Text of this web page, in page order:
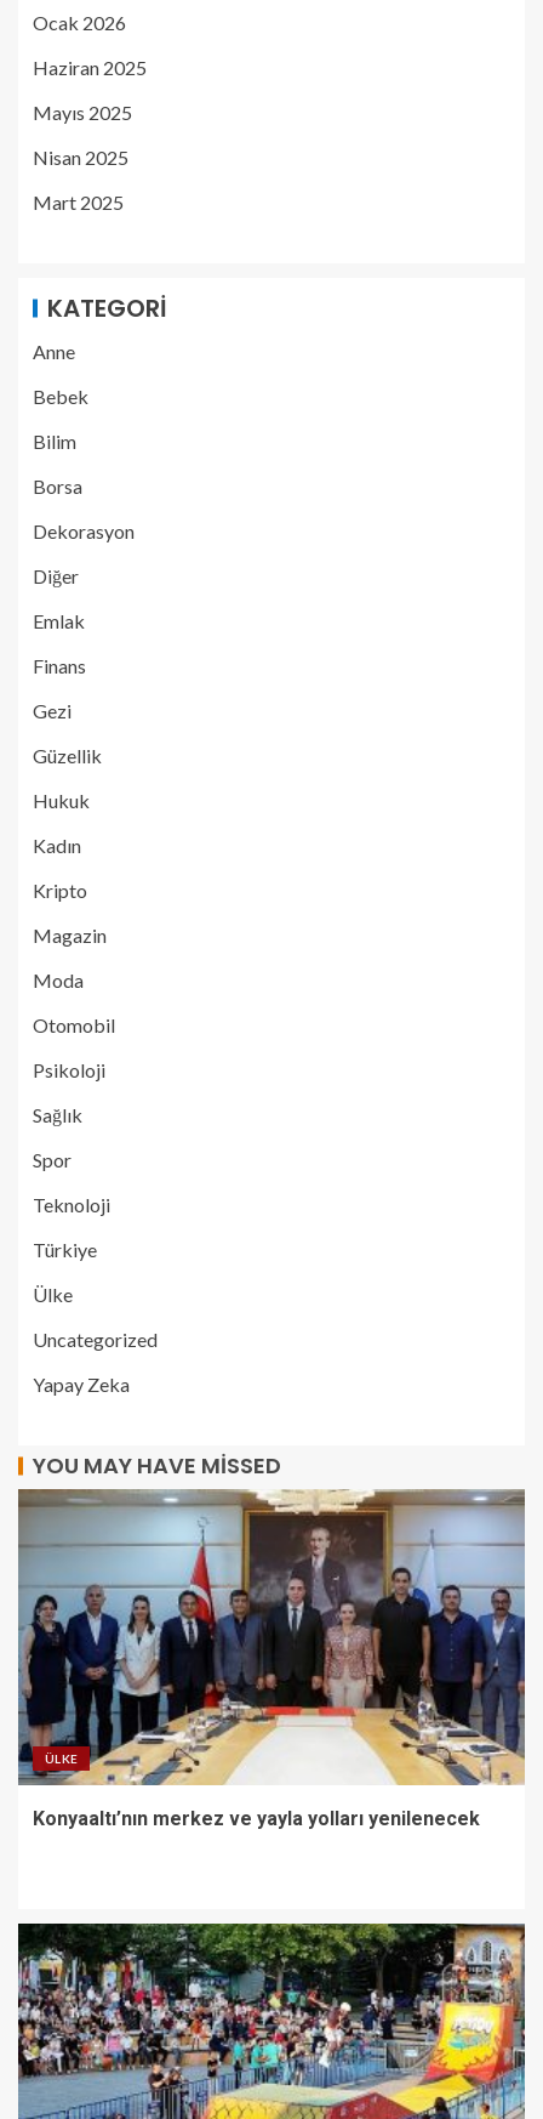
Ocak 2026
Haziran 2025
Mayıs 2025
Nisan 2025
Mart 2025
KATEGORI
Anne
Bebek
Bilim
Borsa
Dekorasyon
Diğer
Emlak
Finans
Gezi
Güzellik
Hukuk
Kadın
Kripto
Magazin
Moda
Otomobil
Psikoloji
Sağlık
Spor
Teknoloji
Türkiye
Ülke
Uncategorized
Yapay Zeka
YOU MAY HAVE MISSED
ÜLKE
Konyaaltı’nın merkez ve yayla yolları yenilenecek